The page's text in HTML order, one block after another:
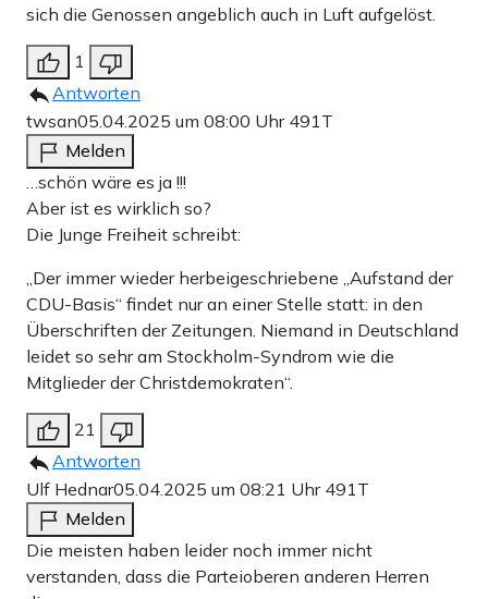
sich die Genossen angeblich auch in Luft aufgelöst.
1
Antworten
twsan05.04.2025 um 08:00 Uhr 491T
Melden
…schön wäre es ja !!!
Aber ist es wirklich so?
Die Junge Freiheit schreibt:
„Der immer wieder herbeigeschriebene „Aufstand der
CDU-Basis“ findet nur an einer Stelle statt: in den
Überschriften der Zeitungen. Niemand in Deutschland
leidet so sehr am Stockholm-Syndrom wie die
Mitglieder der Christdemokraten“.
21
Antworten
Ulf Hednar05.04.2025 um 08:21 Uhr 491T
Melden
Die meisten haben leider noch immer nicht
verstanden, dass die Parteioberen anderen Herren